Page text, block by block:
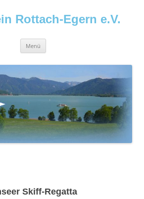
Rottach-Egern e.V.
Menü
Skiff-Regatta